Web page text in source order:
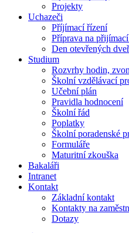
Projekty
Uchazeči
Příjímací řízení
Příprava na
Den otevřených
Studium
Rozvrhy hodin,
Školní vzdělávací
Učební plán
Pravidla hodnocení
Školní řád
Poplatky
Školní poradenské
Formuláře
Maturitní zkouška
Bakaláři
Intranet
Kontakt
Základní kontakt
Kontakty na
Dotazy